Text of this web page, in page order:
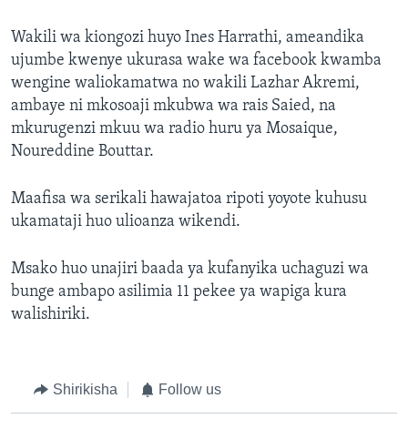
Wakili wa kiongozi huyo Ines Harrathi, ameandika
ujumbe kwenye ukurasa wake wa facebook kwamba
wengine waliokamatwa no wakili Lazhar Akremi,
ambaye ni mkosoaji mkubwa wa rais Saied, na
mkurugenzi mkuu wa radio huru ya Mosaique,
Noureddine Bouttar.
Maafisa wa serikali hawajatoa ripoti yoyote kuhusu
ukamataji huo ulioanza wikendi.
Msako huo unajiri baada ya kufanyika uchaguzi wa
bunge ambapo asilimia 11 pekee ya wapiga kura
walishiriki.
Shirikisha Follow us